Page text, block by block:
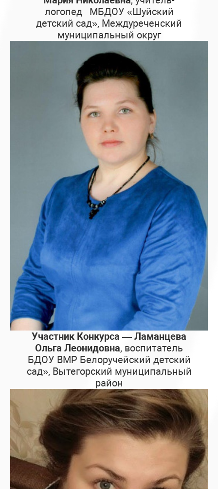
логопед МБДОУ «Шуйский
детский сад», Междуреченский
муниципальный округ
Участник Конкурса — Ламанцева
Ольга Леонидовна, воспитатель
БДОУ ВМР Белоручейский детский
сад», Вытегорский муниципальный
район